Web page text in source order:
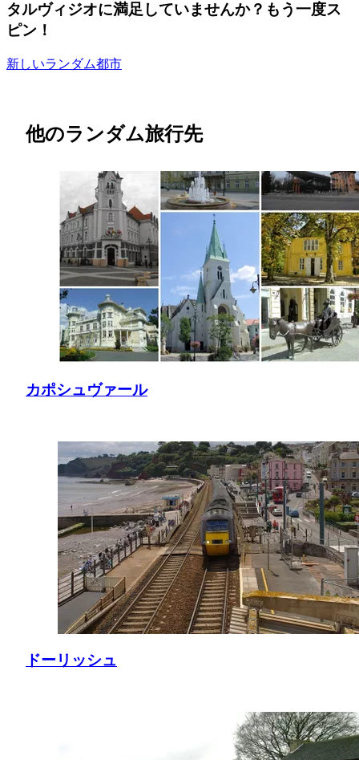
タルヴィジオに満足していませんか？もう一度ス
ピン！
新しいランダム都市
他のランダム旅行先
カポシュヴァール
ドーリッシュ